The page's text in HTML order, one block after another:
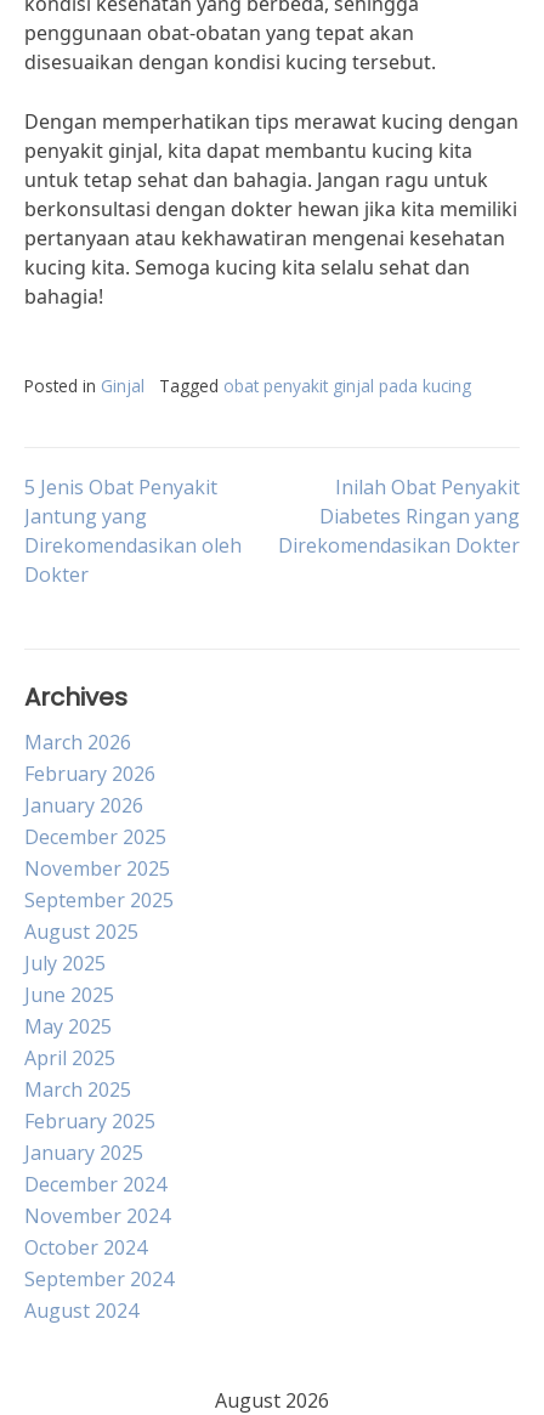
penggunaan obat-obatan yang tepat akan
disesuaikan dengan kondisi kucing tersebut.
Dengan memperhatikan tips merawat kucing dengan
penyakit ginjal, kita dapat membantu kucing kita
untuk tetap sehat dan bahagia. Jangan ragu untuk
berkonsultasi dengan dokter hewan jika kita memiliki
pertanyaan atau kekhawatiran mengenai kesehatan
kucing kita. Semoga kucing kita selalu sehat dan
bahagia!
Posted in Ginjal Tagged obat penyakit ginjal pada kucing
Post
navigation
5 Jenis Obat Penyakit
Jantung yang
Direkomendasikan oleh
Dokter
Inilah Obat Penyakit
Diabetes Ringan yang
Direkomendasikan Dokter
Archives
March 2026
February 2026
January 2026
December 2025
November 2025
September 2025
August 2025
July 2025
June 2025
May 2025
April 2025
March 2025
February 2025
January 2025
December 2024
November 2024
October 2024
September 2024
August 2024
August 2026